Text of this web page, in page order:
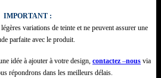
IMPORTANT :
variations de teinte et ne peuvent assurer une
parfaite avec le produit.
idée à ajouter à votre design, contactez –nous via
répondrons dans les meilleurs délais.